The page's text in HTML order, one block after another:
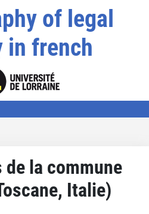
of legal
in french
la commune
Italie)